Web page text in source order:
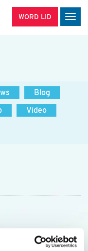
WORD LID
Blog
Video
acties en tips